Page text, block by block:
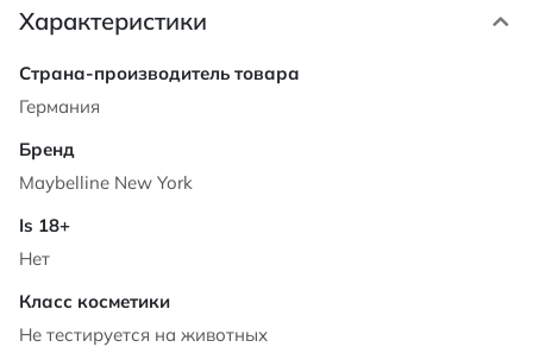
Характеристики
Характеристики
Германия
Maybelline New York
Нет
Не тестируется на животных